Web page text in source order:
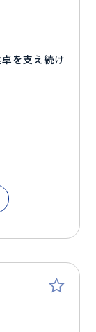
を支え続け